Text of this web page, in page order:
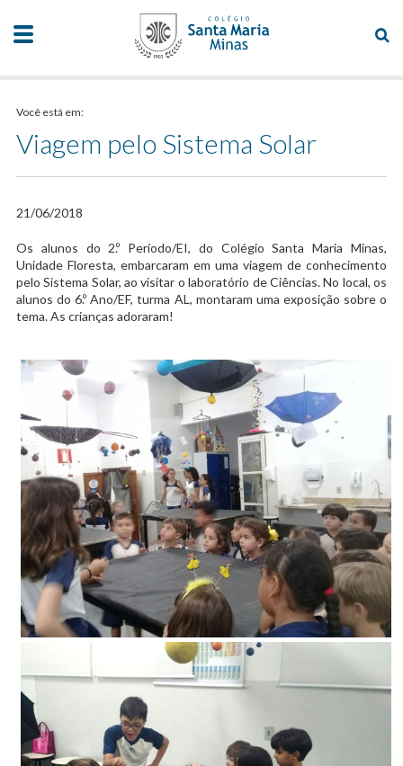
Você está em:
Viagem pelo Sistema Solar
21/06/2018
​Os alunos do 2.º Período/EI, do Colégio Santa Maria Minas,
Unidade Floresta, embarcaram em uma viagem de conhecimento
pelo Sistema Solar, ao visitar o laboratório de Ciências. No local, os
alunos do 6.º Ano/EF, turma AL, montaram uma exposição sobre o
tema. As crianças adoraram!